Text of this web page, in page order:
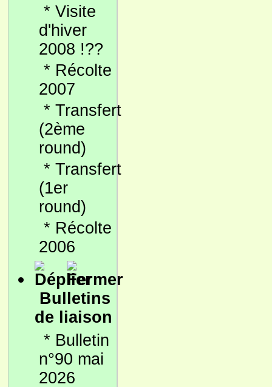
* Visite
d'hiver
2008 !??
* Récolte
2007
* Transfert
(2ème
round)
* Transfert
(1er
round)
* Récolte
2006
Bulletins
de liaison
* Bulletin
n°90 mai
2026